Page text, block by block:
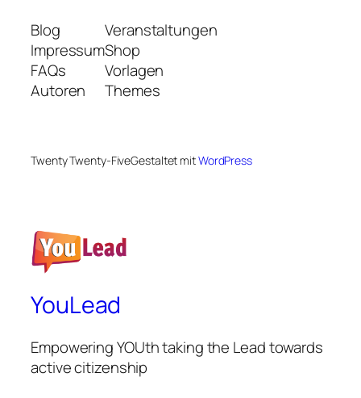
Blog
Impressum
FAQs
Autoren
Veranstaltungen
Shop
Vorlagen
Themes
Twenty Twenty-FiveGestaltet mitWordPress
YouLead
Empowering YOUth taking the Lead towards
active citizenship